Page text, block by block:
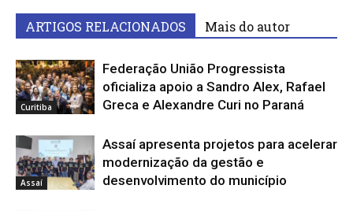
ARTIGOS RELACIONADOS Mais do autor
Curitiba
Federação União Progressista
oficializa apoio a Sandro Alex, Rafael
Greca e Alexandre Curi no Paraná
Assaí
Assaí apresenta projetos para acelerar
modernização da gestão e
desenvolvimento do município